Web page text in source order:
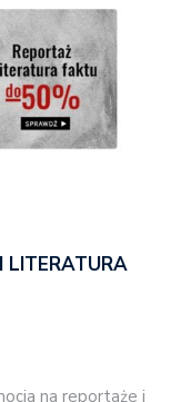
LITERATURA
na reportaże i